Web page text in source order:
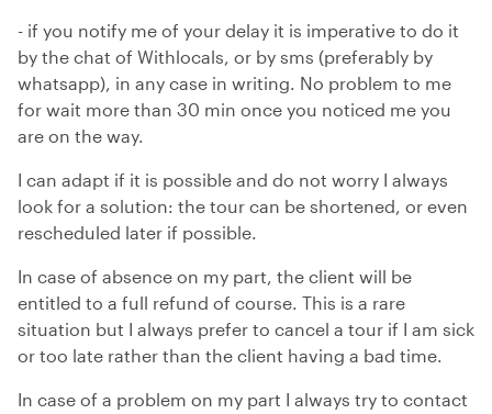
- if you notify me of your delay it is imperative to do it
by the chat of Withlocals, or by sms (preferably by
whatsapp), in any case in writing. No problem to me
for wait more than 30 min once you noticed me you
are on the way.
I can adapt if it is possible and do not worry I always
look for a solution: the tour can be shortened, or even
rescheduled later if possible.
In case of absence on my part, the client will be
entitled to a full refund of course. This is a rare
situation but I always prefer to cancel a tour if I am sick
or too late rather than the client having a bad time.
In case of a problem on my part I always try to contact